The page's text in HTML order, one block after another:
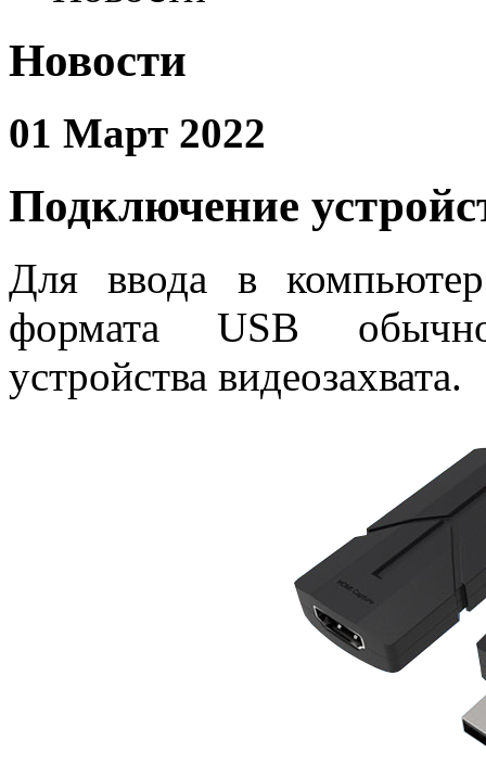
Новости
01 Март 2022
Подключение
Для ввода в
формата USB
устройства видеозахвата.